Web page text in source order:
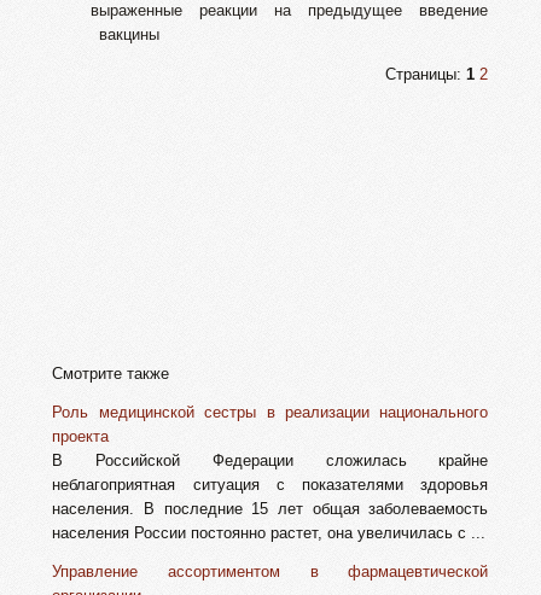
выраженные реакции на предыдущее введение
вакцины
Страницы:1 2
Смотрите также
Роль медицинской сестры в реализации национального
проекта
В Российской Федерации сложилась крайне
неблагоприятная ситуация с показателями здоровья
населения. В последние 15 лет общая заболеваемость
населения России постоянно растет, она увеличилась с ...
Управление ассортиментом в фармацевтической